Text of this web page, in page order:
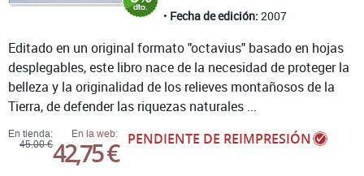
Fecha de edición: 2007
En tienda:
45,00 €
En la web:
42,75 € PENDIENTE DE REIMPRESIÓN
Editado en un original formato "octavius" basado en hojas
desplegables, este libro nace de la necesidad de proteger la
belleza y la originalidad de los relieves montañosos de la
Tierra, de defender las riquezas naturales ...